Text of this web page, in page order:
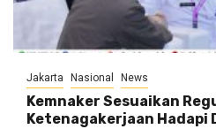
Jakarta Nasional News
Kemnaker Sesuaikan
Ketenagakerjaan Hadapi